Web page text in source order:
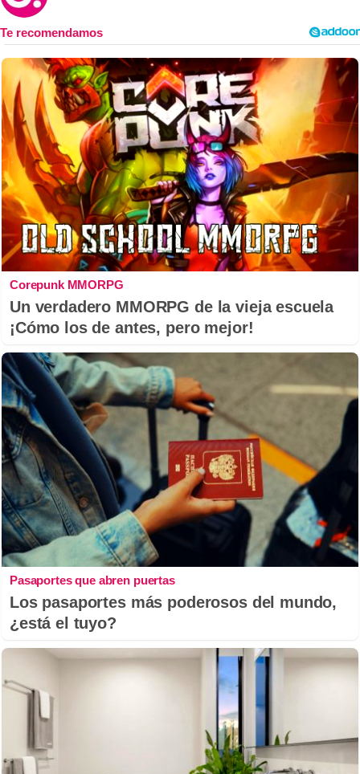
Corepunk MMORPG
Un verdadero MMORPG de la vieja escuela
¡Cómo los de antes, pero mejor!
Pasaportes que abren puertas
Los pasaportes más poderosos del mundo,
¿está el tuyo?